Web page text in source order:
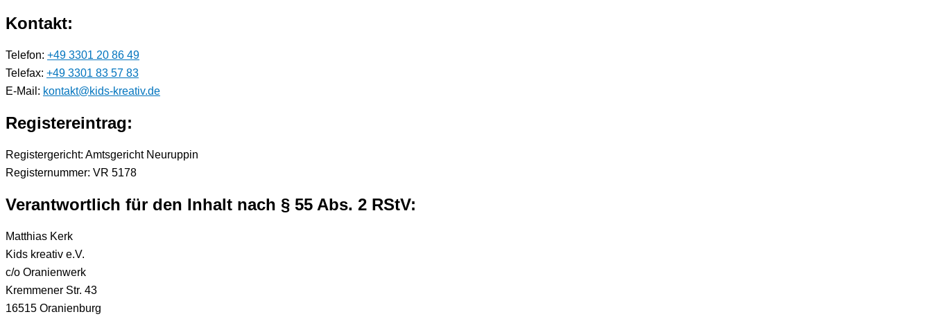
Kontakt:
Telefon: +49 3301 20 86 49
Telefax: +49 3301 83 57 83
E-Mail: kontakt@kids-kreativ.de
Registereintrag:
Registergericht: Amtsgericht Neuruppin
Registernummer: VR 5178
Verantwortlich für den Inhalt nach § 55 Abs. 2 RStV:
Matthias Kerk
Kids kreativ e.V.
c/o Oranienwerk
Kremmener Str. 43
16515 Oranienburg